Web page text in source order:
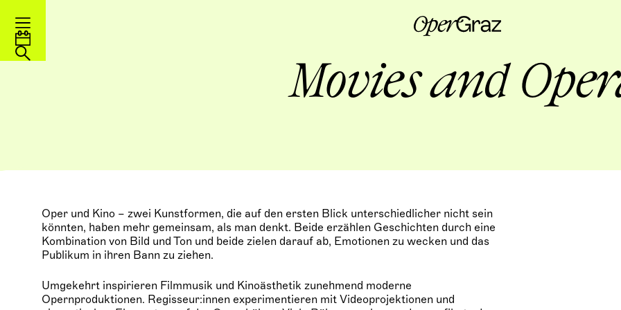
k
i
o
c
t
Movies and
Oper und Kino – zwei Kunstformen, die auf den ersten Blick unterschiedlicher nicht sein
könnten, haben mehr gemeinsam, als man denkt. Beide erzählen Geschichten durch eine
Kombination von Bild und Ton und beide zielen darauf ab, Emotionen zu wecken und das
Publikum in ihren Bann zu ziehen.
Umgekehrt inspirieren Filmmusik und Kinoästhetik zunehmend moderne
Opernproduktionen. Regisseur:innen experimentieren mit Videoprojektionen und